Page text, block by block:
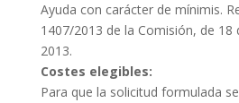
Ayuda con carácter de mínimis.
1407/2013 de la Comisión, de 18
2013.
Costes elegibles:
Para que la solicitud formulada